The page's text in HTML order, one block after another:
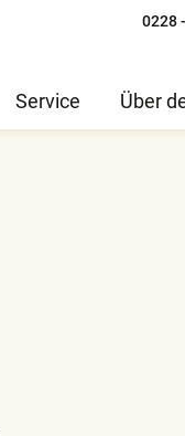
0228
Service Über